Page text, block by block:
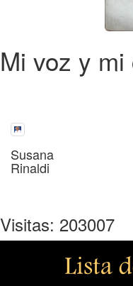
Mi voz y mi
Susana
Rinaldi
Visitas: 203007
Lista